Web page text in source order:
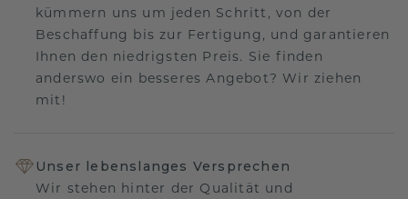
kümmern uns um jeden Schritt, von der
Beschaffung bis zur Fertigung, und garantieren
Ihnen den niedrigsten Preis. Sie finden
anderswo ein besseres Angebot? Wir ziehen
mit!
Unser lebenslanges Versprechen
Wir stehen hinter der Qualität und